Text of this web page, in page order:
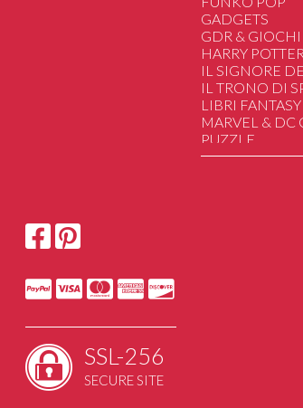
GADGETS
GDR &
HARRY POTTER
IL SIGNORE
IL TRONO DI
LIBRI FANTASY
MARVEL & DC
PUZZLE
SAILOR MOON
SSL-256
SECURE SITE